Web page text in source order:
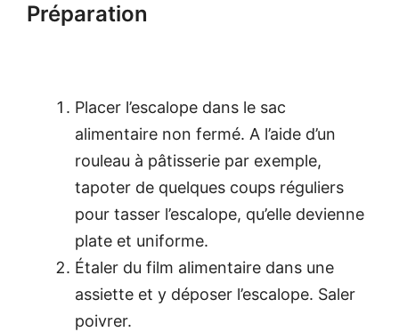
Préparation
Placer l’escalope dans le sac
alimentaire non fermé. A l’aide d’un
rouleau à pâtisserie par exemple,
tapoter de quelques coups réguliers
pour tasser l’escalope, qu’elle devienne
plate et uniforme.
Étaler du film alimentaire dans une
assiette et y déposer l’escalope. Saler
poivrer.